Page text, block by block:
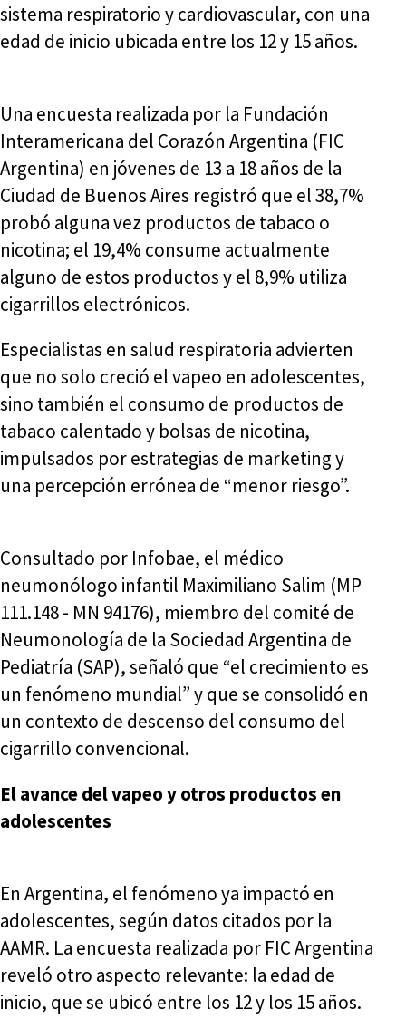
sistema respiratorio y cardiovascular, con una
edad de inicio ubicada entre los 12 y 15 años.
Una encuesta realizada por la Fundación
Interamericana del Corazón Argentina (FIC
Argentina) en jóvenes de 13 a 18 años de la
Ciudad de Buenos Aires registró que el 38,7%
probó alguna vez productos de tabaco o
nicotina; el 19,4% consume actualmente
alguno de estos productos y el 8,9% utiliza
cigarrillos electrónicos.
Especialistas en salud respiratoria advierten
que no solo creció el vapeo en adolescentes,
sino también el consumo de productos de
tabaco calentado y bolsas de nicotina,
impulsados por estrategias de marketing y
una percepción errónea de “menor riesgo”.
Consultado por Infobae, el médico
neumonólogo infantil Maximiliano Salim (MP
111.148 - MN 94176), miembro del comité de
Neumonología de la Sociedad Argentina de
Pediatría (SAP), señaló que “el crecimiento es
un fenómeno mundial” y que se consolidó en
un contexto de descenso del consumo del
cigarrillo convencional.
El avance del vapeo y otros productos en
adolescentes
En Argentina, el fenómeno ya impactó en
adolescentes, según datos citados por la
AAMR. La encuesta realizada por FIC Argentina
reveló otro aspecto relevante: la edad de
inicio, que se ubicó entre los 12 y los 15 años.